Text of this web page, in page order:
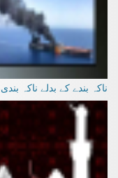
ناکہ بندے کے بدلے ناکہ